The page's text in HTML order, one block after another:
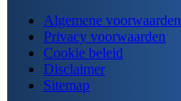
Algemene voorwaarden
Privacy voorwaarden
Cookie beleid
Disclaimer
Sitemap